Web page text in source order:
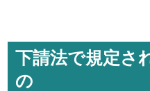
下請法で規定さ
の